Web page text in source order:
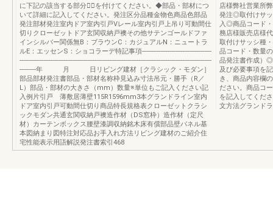
に下記の該当する部分に⃝を付けてください。◆部品・部材につ
いて詳細に記入してください。発注区分品種金物色商品色部品
発注部材発注室内ドア室内引戸Vレール室内引戸上吊り可動間仕
切りクローゼットドア玄関収納戸襖その他サテンゴールドファ
インシルバー関係無B：ブラウンC：カジュアルN：ニュートラ
ルE：エッセンS：ショコラーデ特記事項--------------------------------------
---------------------------------------------------------------------------------------------------------
---------年 月 日リビング建材［クラシック・モダン］
部品部材発注書部品・部材名称枠見込み寸法吊元・勝手（R／
L）部品・部材の大きさ（mm）数量※単位もご記入ください記
入例片引戸 薄敷居薄壁115R1596mm3本グランドライン室内
ドア室内引戸可動間仕切り商品特長規格表クローゼットクラシ
ックモダン共通玄関収納戸襖造作材（DS窓枠）造作材（定尺
材）カーテンボックス腰壁漆調収納銘木床有償部品壁パネル基
本図納まり図特注対応品お手入れ方法リビング建材のご紹介住
宅性能表示用語解説発注書索引468
店様弊社営業所
発注◎取付けサ
入◎商品コード
務店様販売店様
取付けサッシ種
品コード・数量
品発注書作成）
及び必要事項を
き、商品内容欄
ださい。商品コ
を記入してくだ
文方法グランド